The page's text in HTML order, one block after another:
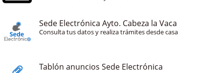
Sede Electrónica Ayto. Cabeza la Vaca
Consulta tus datos y realiza trámites desde casa
Tablón anuncios Sede Electrónica